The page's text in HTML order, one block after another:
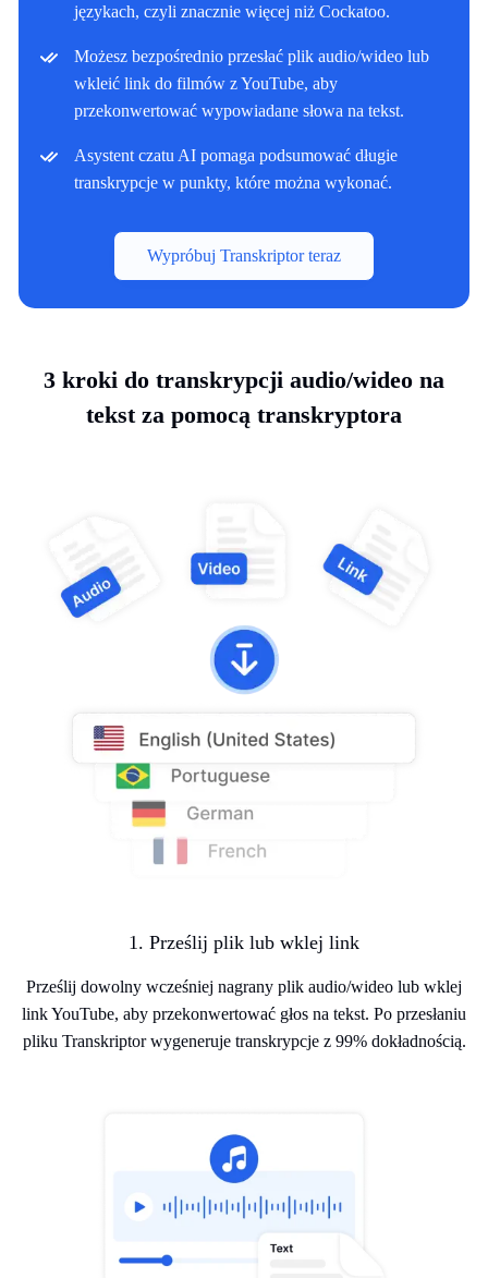
językach, czyli znacznie więcej niż Cockatoo.
Możesz bezpośrednio przesłać plik audio/wideo lub
wkleić link do filmów z YouTube, aby
przekonwertować wypowiadane słowa na tekst.
Asystent czatu AI pomaga podsumować długie
transkrypcje w punkty, które można wykonać.
Wypróbuj Transkriptor teraz
3 kroki do transkrypcji audio/wideo na
tekst za pomocą transkryptora
1. Prześlij plik lub wklej link
Prześlij dowolny wcześniej nagrany plik audio/wideo lub wklej
link YouTube, aby przekonwertować głos na tekst. Po przesłaniu
pliku Transkriptor wygeneruje transkrypcje z 99% dokładnością.